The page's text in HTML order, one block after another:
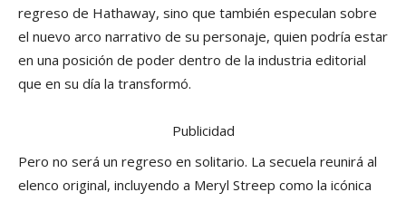
regreso de Hathaway, sino que también especulan sobre
el nuevo arco narrativo de su personaje, quien podría estar
en una posición de poder dentro de la industria editorial
que en su día la transformó.
Publicidad
Pero no será un regreso en solitario. La secuela reunirá al
elenco original, incluyendo a Meryl Streep como la icónica